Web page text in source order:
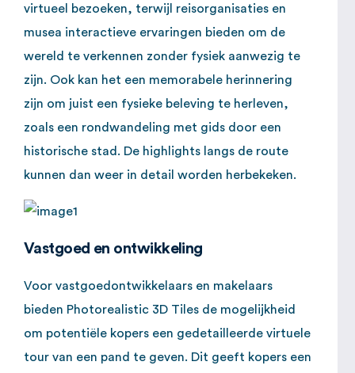
virtueel bezoeken, terwijl reisorganisaties en
musea interactieve ervaringen bieden om de
wereld te verkennen zonder fysiek aanwezig te
zijn. Ook kan het een memorabele herinnering
zijn om juist een fysieke beleving te herleven,
zoals een rondwandeling met gids door een
historische stad. De highlights langs de route
kunnen dan weer in detail worden herbekeken.
Vastgoed en ontwikkeling
Voor vastgoedontwikkelaars en makelaars
bieden Photorealistic 3D Tiles de mogelijkheid
om potentiële kopers een gedetailleerde virtuele
tour van een pand te geven. Dit geeft kopers een